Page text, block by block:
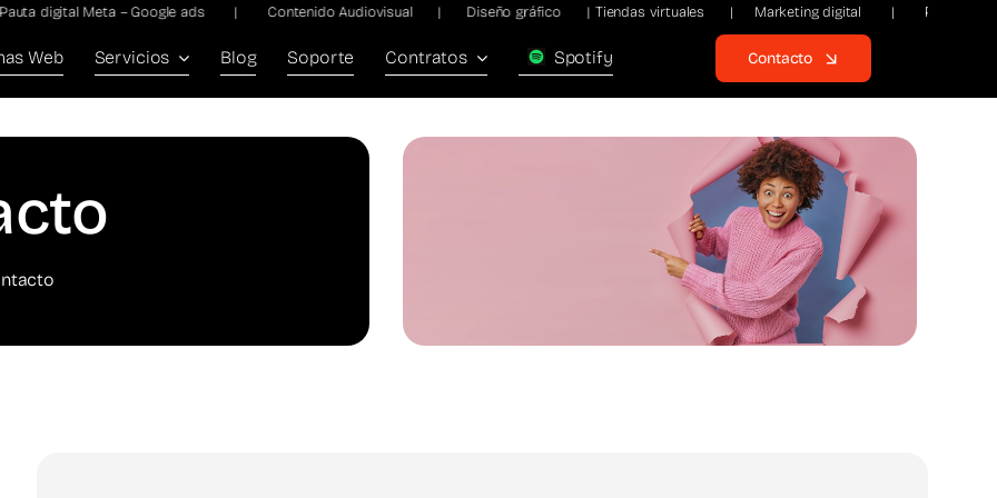
Meta – Google ads | Contenido Audiovisual | Diseño gráfico | Tiendas virtuales | Marketing digital | Páginas
Web Servicios Blog Soporte Contratos Spotify Contacto